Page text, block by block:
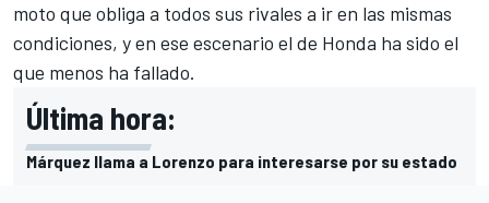
moto que obliga a todos sus rivales a ir en las mismas
condiciones, y en ese escenario el de Honda ha sido el
que menos ha fallado.
Última hora:
Márquez llama a Lorenzo para interesarse por su estado